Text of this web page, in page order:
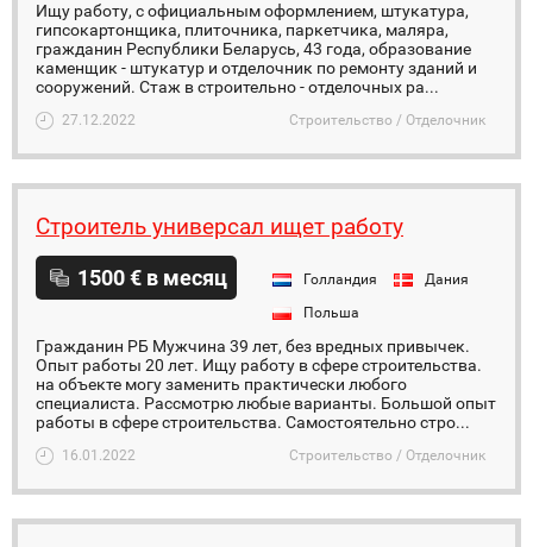
Ищу работу, с официальным оформлением, штукатура,
гипсокартонщика, плиточника, паркетчика, маляра,
гражданин Республики Беларусь, 43 года, образование
каменщик - штукатур и отделочник по ремонту зданий и
сооружений. Стаж в строительно - отделочных ра...
27.12.2022 Строительство / Отделочник
Строитель универсал ищет работу
1500 € в месяц Голландия
Дания
Польша
Гражданин РБ Мужчина 39 лет, без вредных привычек.
Опыт работы 20 лет. Ищу работу в сфере строительства.
на объекте могу заменить практически любого
специалиста. Рассмотрю любые варианты. Большой опыт
работы в сфере строительства. Самостоятельно стро...
16.01.2022 Строительство / Отделочник